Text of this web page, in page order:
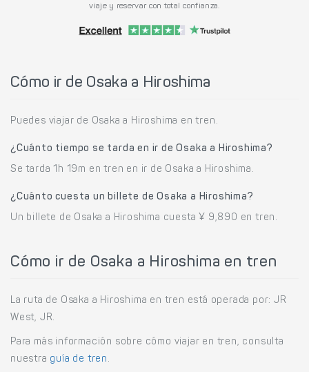
viaje y reservar con total confianza.
Cómo ir de Osaka a Hiroshima
Puedes viajar de Osaka a Hiroshima en tren.
¿Cuánto tiempo se tarda en ir de Osaka a Hiroshima?
Se tarda 1h 19m en tren en ir de Osaka a Hiroshima.
¿Cuánto cuesta un billete de Osaka a Hiroshima?
Un billete de Osaka a Hiroshima cuesta ¥ 9,890 en tren.
Cómo ir de Osaka a Hiroshima en tren
La ruta de Osaka a Hiroshima en tren está operada por: JR
West, JR.
Para más información sobre cómo viajar en tren, consulta
nuestra guía de tren .